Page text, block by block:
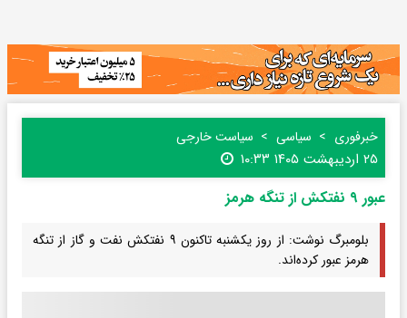
خبرفوری سیاسی سیاست خارجی
۲۵ اردیبهشت ۱۴۰۵ ۱۰:۳۳
عبور ۹ نفتکش از تنگه هرمز
بلومبرگ نوشت: از روز یکشنبه تاکنون ۹ نفتکش نفت و گاز از تنگه
هرمز عبور کرده‌اند.